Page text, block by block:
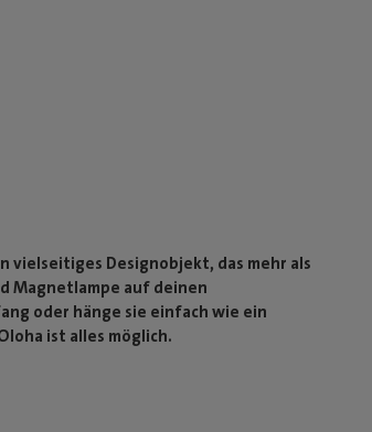
vielseitiges Designobjekt, das mehr als
Magnetlampe auf deinen
oder hänge sie einfach wie ein
ist alles möglich.